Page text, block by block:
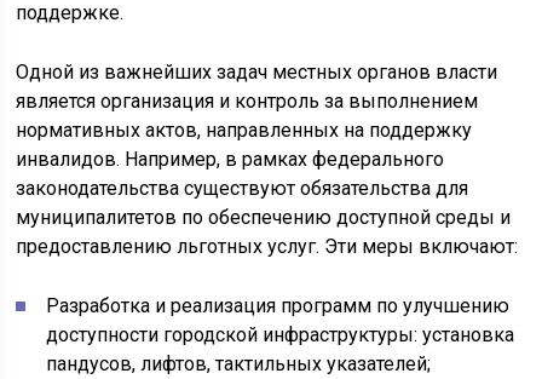
поддержке.
Одной из важнейших задач местных органов власти
является организация и контроль за выполнением
нормативных актов, направленных на поддержку
инвалидов. Например, в рамках федерального
законодательства существуют обязательства для
муниципалитетов по обеспечению доступной среды и
предоставлению льготных услуг. Эти меры включают:
Разработка и реализация программ по улучшению
доступности городской инфраструктуры: установка
пандусов, лифтов, тактильных указателей;